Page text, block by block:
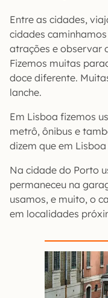
Entre as cidades,
cidades
atrações e observar
Fizemos muitas
doce diferente.
lanche.
Em Lisboa fizemos
metrô, ônibus e
dizem que em
Na cidade do Porto
permaneceu na
usamos, e muito, o
em localidades